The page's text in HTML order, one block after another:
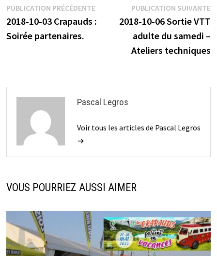
Navigation
de
l’article
PUBLICATION PRÉCÉDENTEPublication
précédente :
2018-10-03 Crapauds :
Soirée partenaires.
PUBLICATION SUIVANTE
2018-10-06 Sortie VTT
adulte du samedi –
Ateliers techniques
Pascal Legros
Voir tous les articles de Pascal Legros
→
VOUS POURRIEZ AUSSI AIMER